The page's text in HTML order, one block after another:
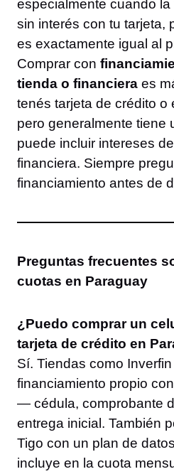
especialmente cuando
sin interés con tu tarjeta,
es exactamente igual al
Comprar con
tienda o financiera es
tenés tarjeta de crédito o
pero generalmente tiene
puede incluir intereses
financiera. Siempre
financiamiento antes de
Preguntas frecuentes
cuotas en Paraguay
¿Puedo comprar un
tarjeta de crédito en
Sí. Tiendas como
financiamiento propio
— cédula, comprobante
entrega inicial. También
Tigo con un plan de
incluye en la cuota